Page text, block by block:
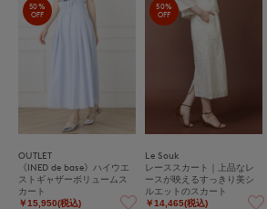
50%
OFF
OUTLET
《INED de base》ハイウエ
ストギャザーボリュームス
カート
￥15,950(税込)
50%
OFF
Le Souk
レーススカート｜上品なレ
ースが映えるすっきり美シ
ルエットのスカート
￥14,465(税込)